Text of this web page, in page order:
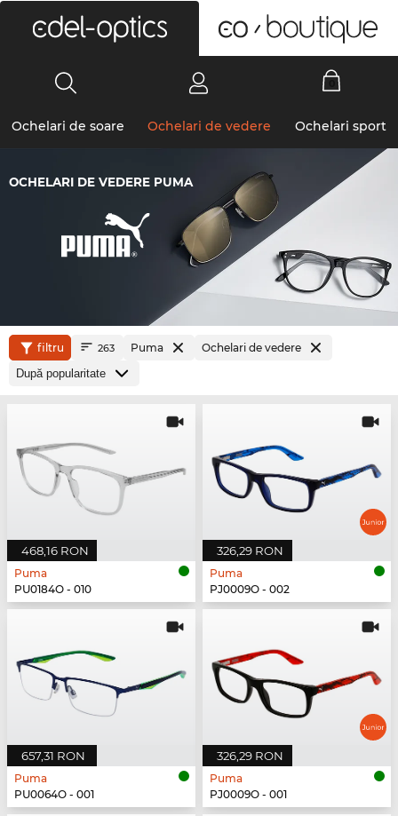
Ochelari de soare Ochelari de vedere Ochelari sport
OCHELARI DE VEDERE PUMA
filtru 263 Puma Ochelari de vedere
468,16 RON
Puma
PU0184O - 010
326,29 RON
Puma
PJ0009O - 002
657,31 RON
Puma
PU0064O - 001
326,29 RON
Puma
PJ0009O - 001